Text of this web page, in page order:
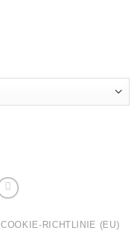
COOKIE-RICHTLINIE (EU)